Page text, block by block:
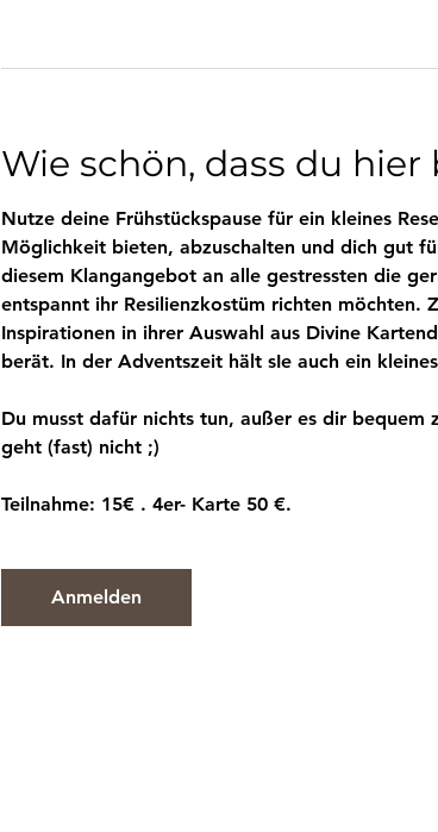
Wie schön, dass du hier
Nutze deine Frühstückspause für ein kleines
Möglichkeit bieten, abzuschalten und dich gut
diesem Klangangebot an alle gestressten die
entspannt ihr Resilienzkostüm richten
Inspirationen in ihrer Auswahl aus Divine
berät. In der Adventszeit hält sIe auch ein
Du musst dafür nichts tun, außer es dir
geht (fast) nicht ;)
Teilnahme: 15€ . 4er- Karte 50 €.
Anmelden